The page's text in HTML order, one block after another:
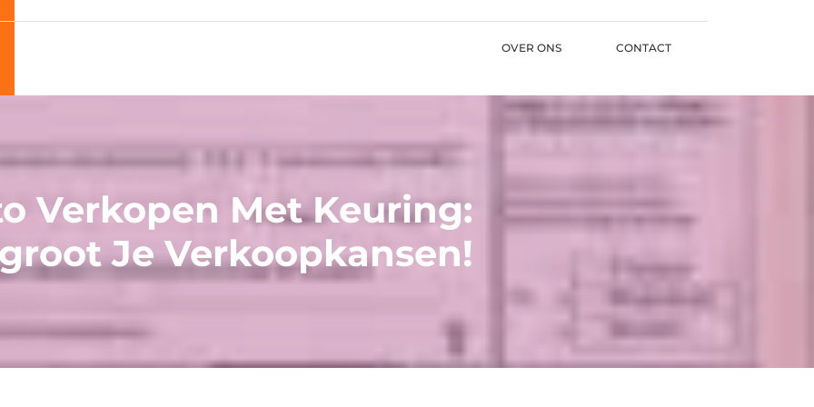
OVER ONS CONTACT
Verkopen Met Keuring:
Je Verkoopkansen!